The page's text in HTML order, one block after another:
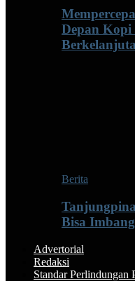
Depan Kopi
Berita
Bisa
Advertorial
Redaksi
Standar Perlindungan